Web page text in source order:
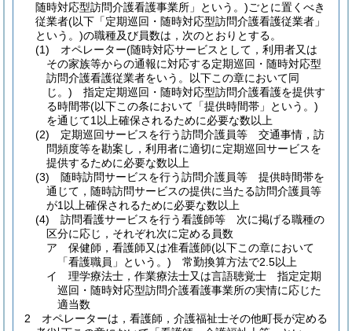
随時対応型訪問介護看護事業所」という。)ごとに置くべき
従業者(以下「定期巡回・随時対応型訪問介護看護従業者」
という。)の職種及び員数は，次のとおりとする。
(1)
オペレーター(随時対応サービスとして，利用者又は
その家族等からの通報に対応する定期巡回・随時対応型
訪問介護看護従業者をいう。以下この章において同
じ。) 指定定期巡回・随時対応型訪問介護看護を提供す
る時間帯(以下この条において「提供時間帯」という。)
を通じて1以上確保されるために必要な数以上
(2)
定期巡回サービスを行う訪問介護員等 交通事情，訪
問頻度等を勘案し，利用者に適切に定期巡回サービスを
提供するために必要な数以上
(3)
随時訪問サービスを行う訪問介護員等 提供時間帯を
通じて，随時訪問サービスの提供に当たる訪問介護員等
が1以上確保されるために必要な数以上
(4)
訪問看護サービスを行う看護師等 次に掲げる職種の
区分に応じ，それぞれ次に定める員数
ア
保健師，看護師又は准看護師(以下この章において
「看護職員」という。) 常勤換算方法で2.5以上
イ
理学療法士，作業療法士又は言語聴覚士 指定定期
巡回・随時対応型訪問介護看護事業所の実情に応じた
適当数
2
オペレーターは，看護師，介護福祉士その他町長が定める